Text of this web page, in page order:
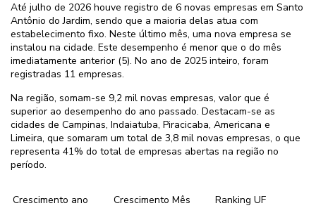
Até julho de 2026 houve registro de 6 novas empresas em Santo
Antônio do Jardim, sendo que a maioria delas atua com
estabelecimento fixo. Neste último mês, uma nova empresa se
instalou na cidade. Este desempenho é menor que o do mês
imediatamente anterior (5). No ano de 2025 inteiro, foram
registradas 11 empresas.
Na região, somam-se 9,2 mil novas empresas, valor que é
superior ao desempenho do ano passado. Destacam-se as
cidades de Campinas, Indaiatuba, Piracicaba, Americana e
Limeira, que somaram um total de 3,8 mil novas empresas, o que
representa 41% do total de empresas abertas na região no
período.
Crescimento ano Crescimento Mês Ranking UF